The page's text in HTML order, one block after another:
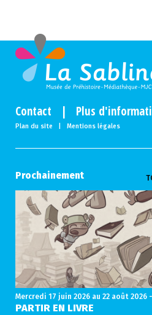
Contact | Plus
Plan du site Mentions légales
Prochainement
Mercredi 17 juin 2026au 22 août 2026
PARTIR EN LIVRE